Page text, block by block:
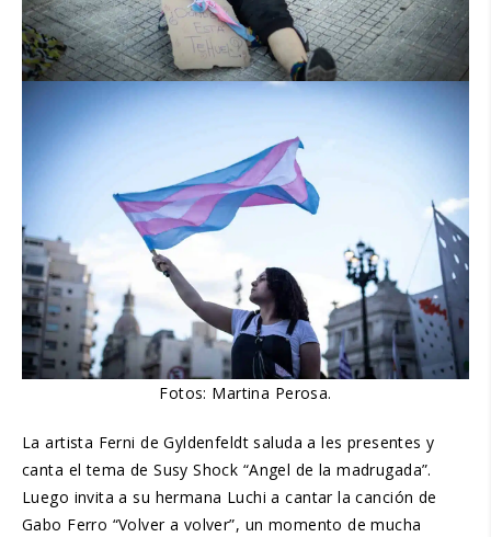
Fotos: Martina Perosa.
La artista Ferni de Gyldenfeldt saluda a les presentes y
canta el tema de Susy Shock “Angel de la madrugada”.
Luego invita a su hermana Luchi a cantar la canción de
Gabo Ferro “Volver a volver”, un momento de mucha